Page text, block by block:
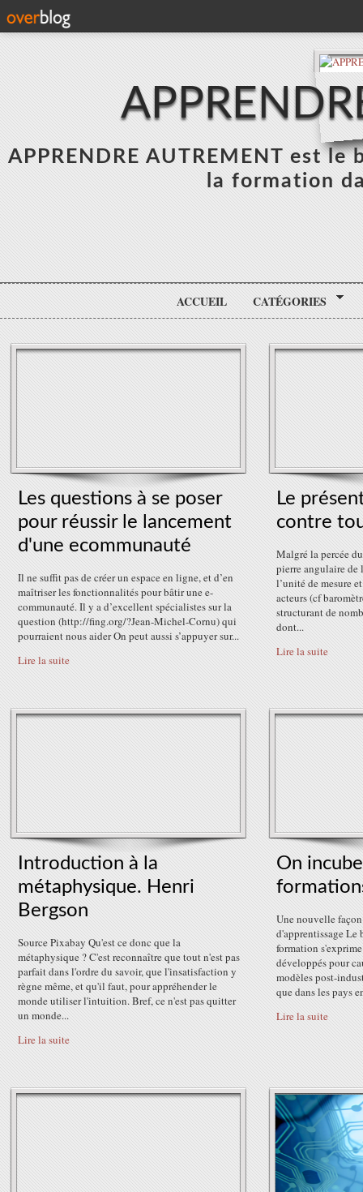
APPRENDRE AUTREMENT est
la formation
ACCUEIL CATÉGORIES
Les questions à se poser
pour réussir le lancement
d'une ecommunauté
Il ne suffit pas de créer un espace en ligne, et d’en
maîtriser les fonctionnalités pour bâtir une e-
communauté. Il y a d’excellent spécialistes sur la
question (http://fing.org/?Jean-Michel-Cornu) qui
pourraient nous aider On peut aussi s’appuyer sur...
Lire la suite
Le
contre
Malgré la percée
pierre angulaire de
l’unité de mesure
acteurs (cf
structurant de
dont...
Lire la suite
Introduction à la
métaphysique. Henri
Bergson
Source Pixabay Qu'est ce donc que la
métaphysique ? C'est reconnaître que tout n'est pas
parfait dans l'ordre du savoir, que l'insatisfaction y
règne même, et qu'il faut, pour appréhender le
monde utiliser l'intuition. Bref, ce n'est pas quitter
un monde...
Lire la suite
On
Une nouvelle
d'apprentissage Le
formation
développés pour
modèles post-
que dans les pays
Lire la suite